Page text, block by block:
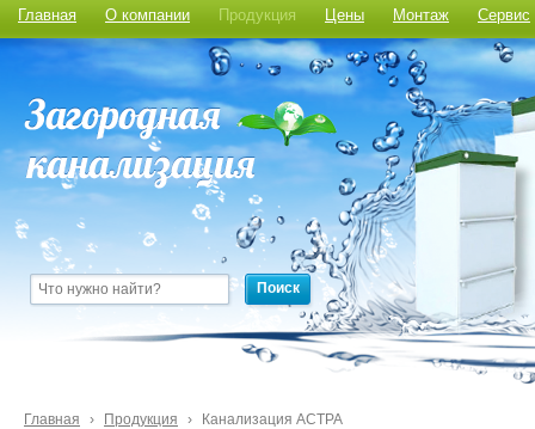
Главная О компании Продукция Цены Монтаж Сервис
Поиск
Главная › Продукция › Канализация АСТРА